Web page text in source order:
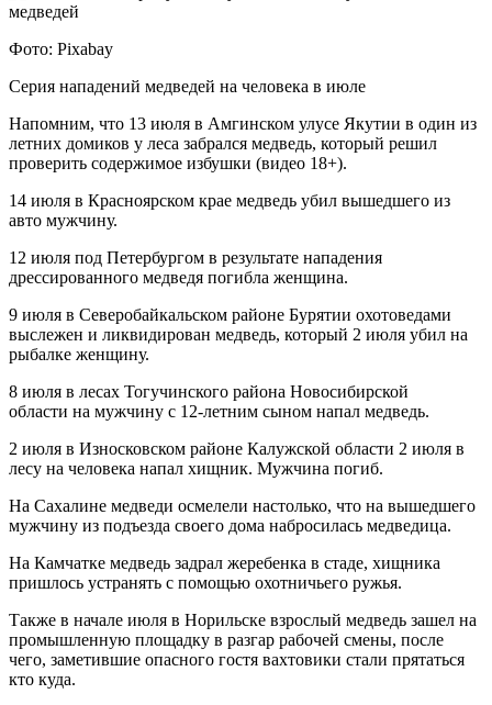
Фото: Pixabay
Серия нападений медведей на человека в июле
Напомним, что 13 июля в Амгинском улусе Якутии в один из
летних домиков у леса забрался медведь, который решил
проверить содержимое избушки (видео 18+).
14 июля в Красноярском крае медведь убил вышедшего из
авто мужчину.
12 июля под Петербургом в результате нападения
дрессированного медведя погибла женщина.
9 июля в Северобайкальском районе Бурятии охотоведами
выслежен и ликвидирован медведь, который 2 июля убил на
рыбалке женщину.
8 июля в лесах Тогучинского района Новосибирской
области на мужчину с 12-летним сыном напал медведь.
2 июля в Износковском районе Калужской области 2 июля в
лесу на человека напал хищник. Мужчина погиб.
На Сахалине медведи осмелели настолько, что на вышедшего
мужчину из подъезда своего дома набросилась медведица.
На Камчатке медведь задрал жеребенка в стаде, хищника
пришлось устранять с помощью охотничьего ружья.
Также в начале июля в Норильске взрослый медведь зашел на
промышленную площадку в разгар рабочей смены, после
чего, заметившие опасного гостя вахтовики стали прятаться
кто куда.